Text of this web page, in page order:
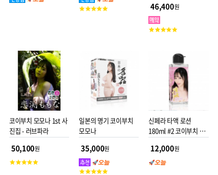
고
46,400원
고
코이부치 모모나 1st 사
진집 - 러브파라
50,100원
고
일본의 명기 코이부치
모모나
35,000원
고
신페라 타액 로션
180ml #2 코이부치 모
12,000원